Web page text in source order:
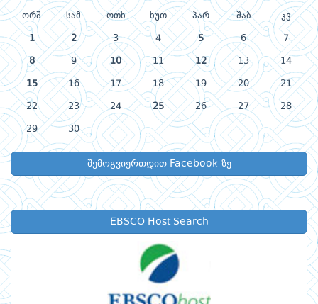
ორშ სამ ოთხ ხუთ პარ შაბ კვ
1 2 3 4 5 6 7
8 9 10 11 12 13 14
15 16 17 18 19 20 21
22 23 24 25 26 27 28
29 30
შემოგვიერთდით Facebook-ზე
EBSCO Host Search